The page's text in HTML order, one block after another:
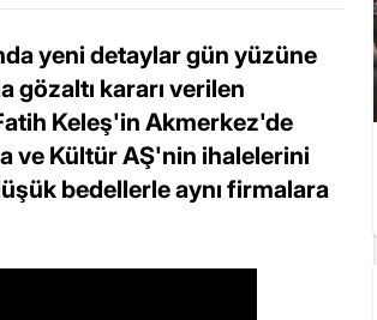
yeni detaylar gün yüzüne
gözaltı kararı verilen
Keleş'in Akmerkez'de
ve Kültür AŞ'nin ihalelerini
bedellerle aynı firmalara